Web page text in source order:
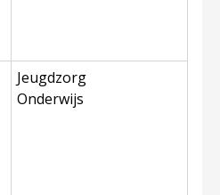
Jeugdzorg
Onderwijs